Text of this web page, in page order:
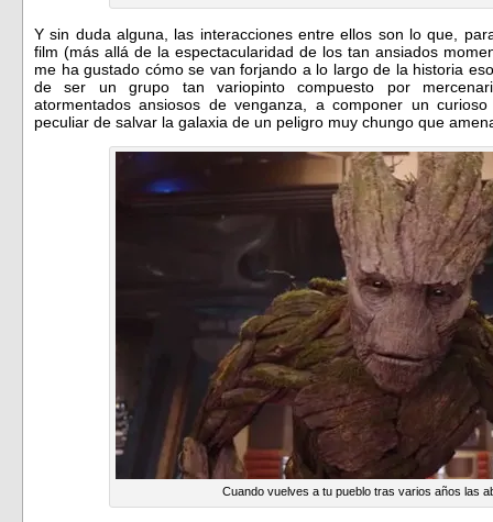
Y sin duda alguna, las interacciones entre ellos son lo que,
film (más allá de la espectacularidad de los tan ansiados
me ha gustado cómo se van forjando a lo largo de la historia
de ser un grupo tan variopinto compuesto por
atormentados ansiosos de venganza, a componer un
peculiar de salvar la galaxia de un peligro muy chungo que
Cuando vuelves a tu pueblo tras varios años las